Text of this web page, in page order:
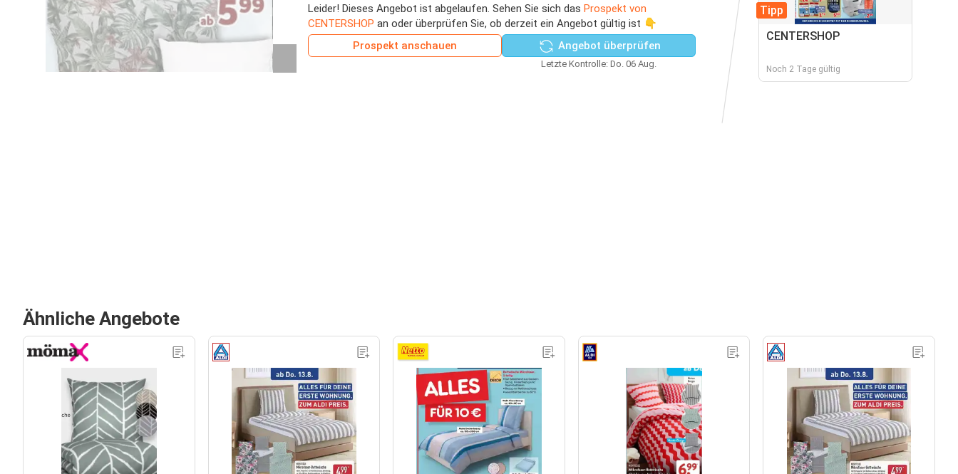
Leider! Dieses Angebot ist abgelaufen. Sehen Sie sich das Prospekt von
CENTERSHOP an oder überprüfen Sie, ob derzeit ein Angebot gültig ist 👇
Prospekt anschauen
Angebot überprüfen
Letzte Kontrolle: Do. 06 Aug.
Tipp
CENTERSHOP
Noch 2 Tage gültig
Ähnliche Angebote